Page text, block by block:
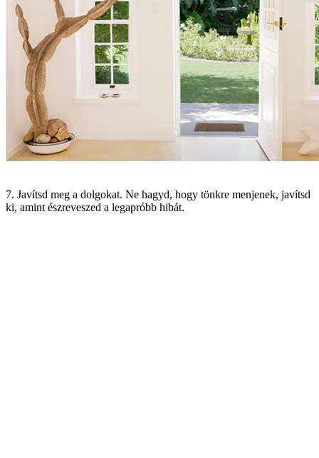
7. Javítsd meg a dolgokat. Ne hagyd, hogy tönkre menjenek, javítsd
ki, amint észreveszed a legapróbb hibát.